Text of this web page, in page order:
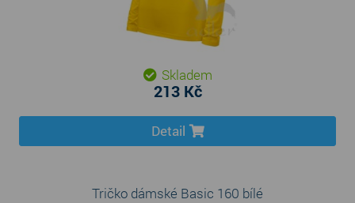
Skladem
213 Kč
Detail
Tričko dámské Basic 160 bílé